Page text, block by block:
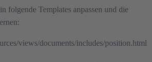
folgende Templates anpassen und die
views/documents/includes/position.html